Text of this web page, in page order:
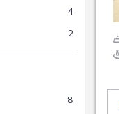
4
2
8